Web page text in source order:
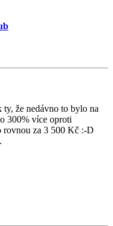
ty, že nedávno to bylo na
300% více oproti
rovnou za 3 500 Kč :-D